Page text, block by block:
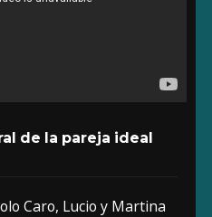
de la pareja ideal
Caro, Lucio y Martina